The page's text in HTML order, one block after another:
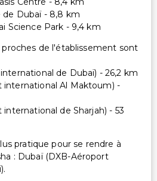
de Dubaï - 8,8 km
Science Park - 9,4 km
proches de l'établissement sont
de Dubaï) - 26,2 km
international Al Maktoum) -
de Sharjah) - 53
pratique pour se rendre à
: Dubaï (DXB-Aéroport